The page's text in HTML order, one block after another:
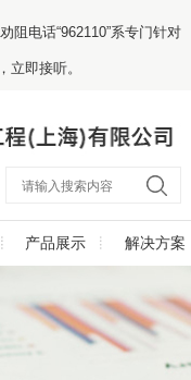
阻电话“962110”系专门针对
立即接听。
产品展示 解决方案